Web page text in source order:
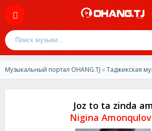
Музыкальный портал OHANG.TJ »Таджикская
Joz to ta zinda
Nigina